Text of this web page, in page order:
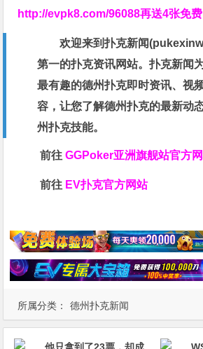
所属分类： 德州扑克新闻
http://evpk8.com/96088再送4张免费
欢迎来到扑克新闻(
第一的扑克资讯网站。扑克新闻
最有趣的德州扑克即时资讯、视
容，让您了解德州扑克的最新动
州扑克技能。
前往GGPoker亚洲旗舰站官方
前往 EV扑克官方网站